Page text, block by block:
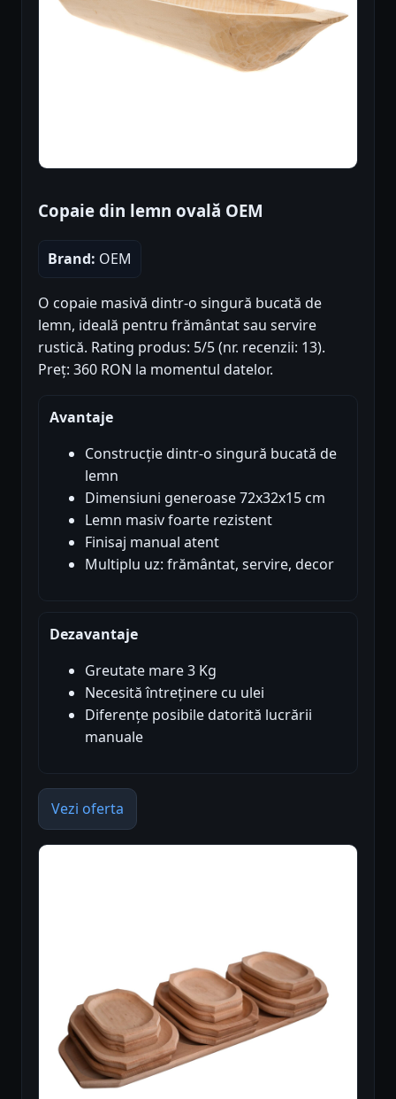
Copaie din lemn ovală OEM
Brand: OEM
O copaie masivă dintr-o singură bucată de
lemn, ideală pentru frământat sau servire
rustică. Rating produs: 5/5 (nr. recenzii: 13).
Preț: 360 RON la momentul datelor.
Avantaje
Construcție dintr-o singură bucată de
lemn
Dimensiuni generoase 72x32x15 cm
Lemn masiv foarte rezistent
Finisaj manual atent
Multiplu uz: frământat, servire, decor
Dezavantaje
Greutate mare 3 Kg
Necesită întreținere cu ulei
Diferențe posibile datorită lucrării
manuale
Vezi oferta